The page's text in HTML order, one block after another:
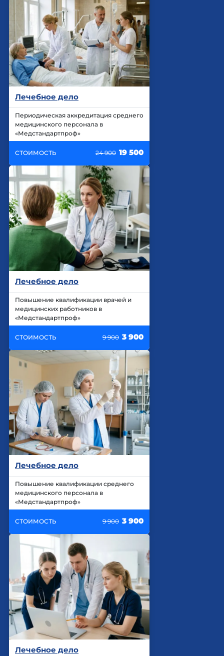
Лечебное дело
Периодическая аккредитация среднего
медицинского персонала в
«Медстандартпроф»
СТОИМОСТЬ 24 900 19 500
Лечебное дело
Повышение квалификации врачей и
медицинских работников в
«Медстандартпроф»
СТОИМОСТЬ 9 900 3 900
Лечебное дело
Повышение квалификации среднего
медицинского персонала в
«Медстандартпроф»
СТОИМОСТЬ 9 900 3 900
Лечебное дело